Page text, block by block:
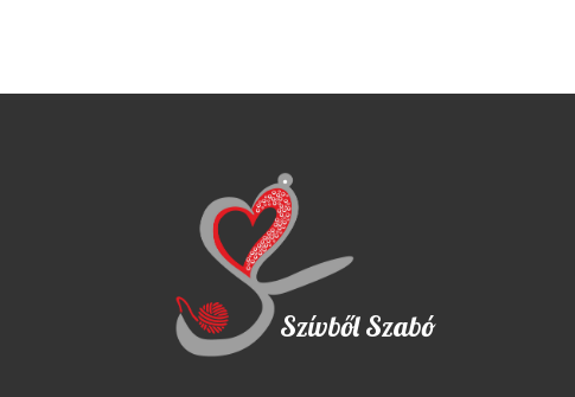
Szívből Szabó